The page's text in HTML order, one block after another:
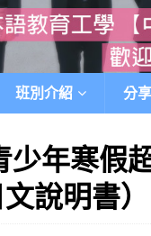
班別介紹 分
年寒假
說明書）